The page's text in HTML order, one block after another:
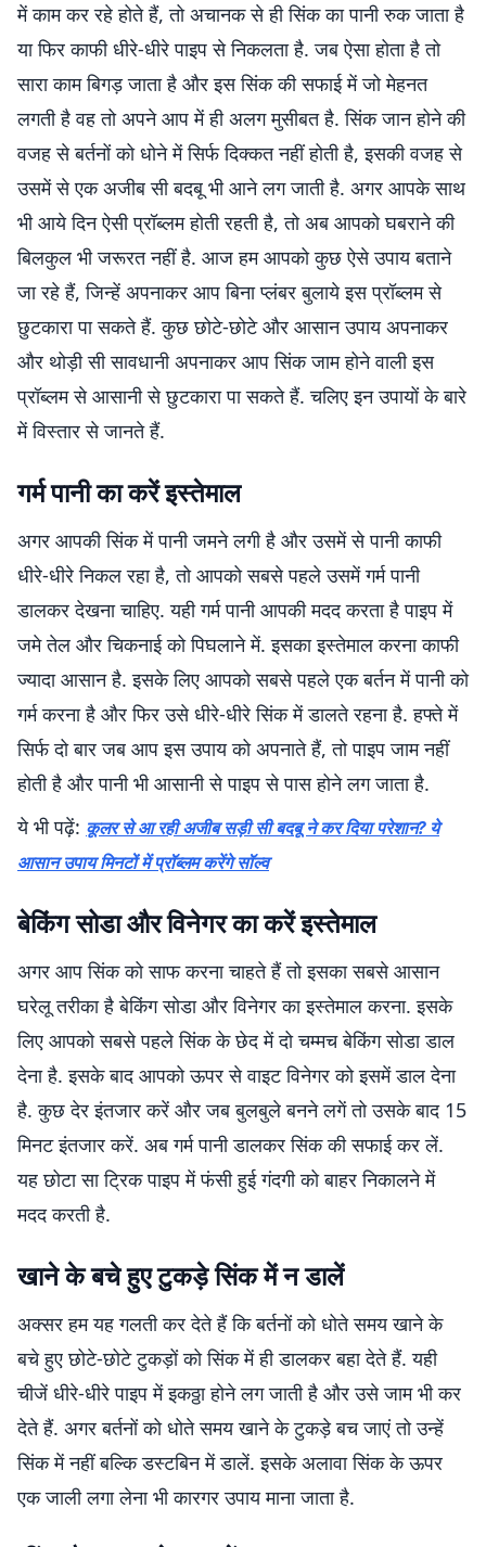
में काम कर रहे होते हैं, तो अचानक से ही सिंक का पानी रुक जाता है
या फिर काफी धीरे-धीरे पाइप से निकलता है. जब ऐसा होता है तो
सारा काम बिगड़ जाता है और इस सिंक की सफाई में जो मेहनत
लगती है वह तो अपने आप में ही अलग मुसीबत है. सिंक जान होने की
वजह से बर्तनों को धोने में सिर्फ दिक्कत नहीं होती है, इसकी वजह से
उसमें से एक अजीब सी बदबू भी आने लग जाती है. अगर आपके साथ
भी आये दिन ऐसी प्रॉब्लम होती रहती है, तो अब आपको घबराने की
बिलकुल भी जरूरत नहीं है. आज हम आपको कुछ ऐसे उपाय बताने
जा रहे हैं, जिन्हें अपनाकर आप बिना प्लंबर बुलाये इस प्रॉब्लम से
छुटकारा पा सकते हैं. कुछ छोटे-छोटे और आसान उपाय अपनाकर
और थोड़ी सी सावधानी अपनाकर आप सिंक जाम होने वाली इस
प्रॉब्लम से आसानी से छुटकारा पा सकते हैं. चलिए इन उपायों के बारे
में विस्तार से जानते हैं.
गर्म पानी का करें इस्तेमाल
अगर आपकी सिंक में पानी जमने लगी है और उसमें से पानी काफी
धीरे-धीरे निकल रहा है, तो आपको सबसे पहले उसमें गर्म पानी
डालकर देखना चाहिए. यही गर्म पानी आपकी मदद करता है पाइप में
जमे तेल और चिकनाई को पिघलाने में. इसका इस्तेमाल करना काफी
ज्यादा आसान है. इसके लिए आपको सबसे पहले एक बर्तन में पानी को
गर्म करना है और फिर उसे धीरे-धीरे सिंक में डालते रहना है. हफ्ते में
सिर्फ दो बार जब आप इस उपाय को अपनाते हैं, तो पाइप जाम नहीं
होती है और पानी भी आसानी से पाइप से पास होने लग जाता है.
ये भी पढ़ें: कूलर से आ रही अजीब सड़ी सी बदबू ने कर दिया परेशान? ये
आसान उपाय मिनटों में प्रॉब्लम करेंगे सॉल्व
बेकिंग सोडा और विनेगर का करें इस्तेमाल
अगर आप सिंक को साफ करना चाहते हैं तो इसका सबसे आसान
घरेलू तरीका है बेकिंग सोडा और विनेगर का इस्तेमाल करना. इसके
लिए आपको सबसे पहले सिंक के छेद में दो चम्मच बेकिंग सोडा डाल
देना है. इसके बाद आपको ऊपर से वाइट विनेगर को इसमें डाल देना
है. कुछ देर इंतजार करें और जब बुलबुले बनने लगें तो उसके बाद 15
मिनट इंतजार करें. अब गर्म पानी डालकर सिंक की सफाई कर लें.
यह छोटा सा ट्रिक पाइप में फंसी हुई गंदगी को बाहर निकालने में
मदद करती है.
खाने के बचे हुए टुकड़े सिंक में न डालें
अक्सर हम यह गलती कर देते हैं कि बर्तनों को धोते समय खाने के
बचे हुए छोटे-छोटे टुकड़ों को सिंक में ही डालकर बहा देते हैं. यही
चीजें धीरे-धीरे पाइप में इकठ्ठा होने लग जाती है और उसे जाम भी कर
देते हैं. अगर बर्तनों को धोते समय खाने के टुकड़े बच जाएं तो उन्हें
सिंक में नहीं बल्कि डस्टबिन में डालें. इसके अलावा सिंक के ऊपर
एक जाली लगा लेना भी कारगर उपाय माना जाता है.